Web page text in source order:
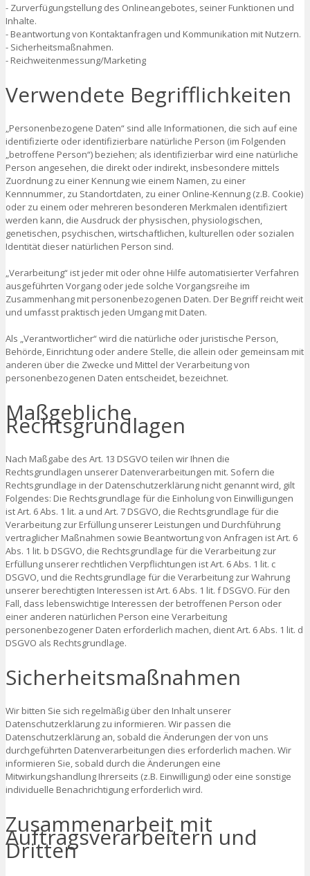
- Zurverfügungstellung des Onlineangebotes, seiner Funktionen und
Inhalte.
- Beantwortung von Kontaktanfragen und Kommunikation mit Nutzern.
- Sicherheitsmaßnahmen.
- Reichweitenmessung/Marketing
Verwendete Begrifflichkeiten
„Personenbezogene Daten“ sind alle Informationen, die sich auf eine
identifizierte oder identifizierbare natürliche Person (im Folgenden
„betroffene Person“) beziehen; als identifizierbar wird eine natürliche
Person angesehen, die direkt oder indirekt, insbesondere mittels
Zuordnung zu einer Kennung wie einem Namen, zu einer
Kennnummer, zu Standortdaten, zu einer Online-Kennung (z.B. Cookie)
oder zu einem oder mehreren besonderen Merkmalen identifiziert
werden kann, die Ausdruck der physischen, physiologischen,
genetischen, psychischen, wirtschaftlichen, kulturellen oder sozialen
Identität dieser natürlichen Person sind.
„Verarbeitung“ ist jeder mit oder ohne Hilfe automatisierter Verfahren
ausgeführten Vorgang oder jede solche Vorgangsreihe im
Zusammenhang mit personenbezogenen Daten. Der Begriff reicht weit
und umfasst praktisch jeden Umgang mit Daten.
Als „Verantwortlicher“ wird die natürliche oder juristische Person,
Behörde, Einrichtung oder andere Stelle, die allein oder gemeinsam mit
anderen über die Zwecke und Mittel der Verarbeitung von
personenbezogenen Daten entscheidet, bezeichnet.
Maßgebliche
Rechtsgrundlagen
Nach Maßgabe des Art. 13 DSGVO teilen wir Ihnen die
Rechtsgrundlagen unserer Datenverarbeitungen mit. Sofern die
Rechtsgrundlage in der Datenschutzerklärung nicht genannt wird, gilt
Folgendes: Die Rechtsgrundlage für die Einholung von Einwilligungen
ist Art. 6 Abs. 1 lit. a und Art. 7 DSGVO, die Rechtsgrundlage für die
Verarbeitung zur Erfüllung unserer Leistungen und Durchführung
vertraglicher Maßnahmen sowie Beantwortung von Anfragen ist Art. 6
Abs. 1 lit. b DSGVO, die Rechtsgrundlage für die Verarbeitung zur
Erfüllung unserer rechtlichen Verpflichtungen ist Art. 6 Abs. 1 lit. c
DSGVO, und die Rechtsgrundlage für die Verarbeitung zur Wahrung
unserer berechtigten Interessen ist Art. 6 Abs. 1 lit. f DSGVO. Für den
Fall, dass lebenswichtige Interessen der betroffenen Person oder
einer anderen natürlichen Person eine Verarbeitung
personenbezogener Daten erforderlich machen, dient Art. 6 Abs. 1 lit. d
DSGVO als Rechtsgrundlage.
Sicherheitsmaßnahmen
Wir bitten Sie sich regelmäßig über den Inhalt unserer
Datenschutzerklärung zu informieren. Wir passen die
Datenschutzerklärung an, sobald die Änderungen der von uns
durchgeführten Datenverarbeitungen dies erforderlich machen. Wir
informieren Sie, sobald durch die Änderungen eine
Mitwirkungshandlung Ihrerseits (z.B. Einwilligung) oder eine sonstige
individuelle Benachrichtigung erforderlich wird.
Zusammenarbeit mit
Auftragsverarbeitern und
Dritten